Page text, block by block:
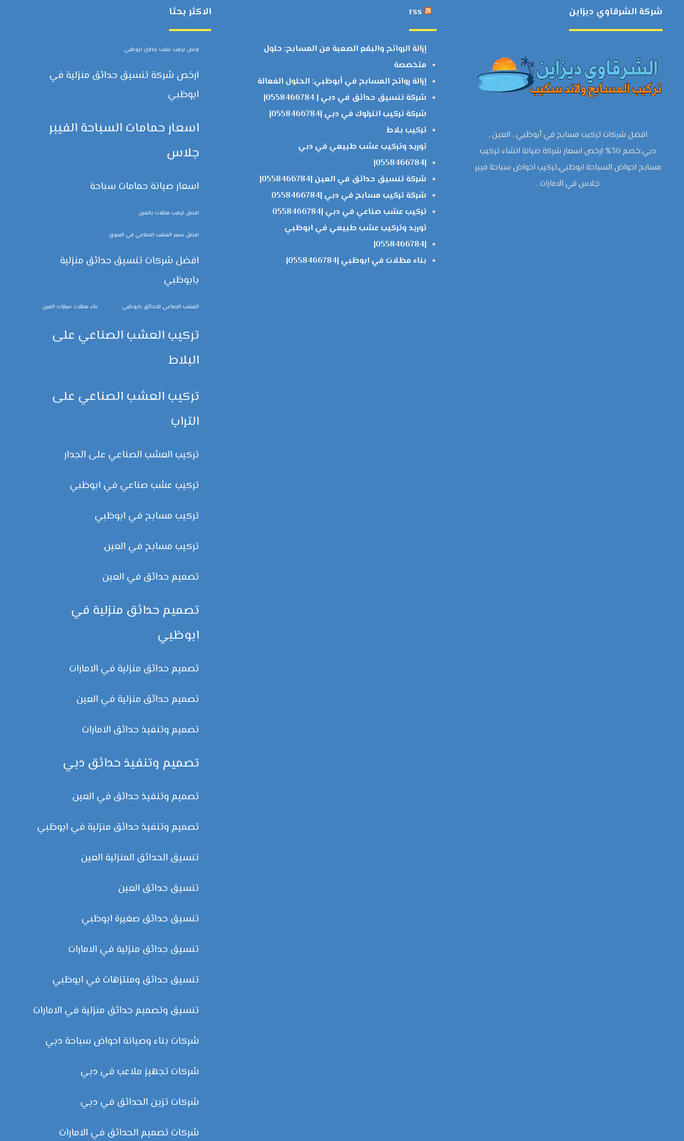
شركة الشرقاوي ديزاين
افضل شركات تركيب مسابح في أبوظبي , العين ,
دبي:خصم 30% ارخص اسعار شركة صيانة انشاء تركيب
مسابح احواض السباحة ابوظبي,تركيب احواض سباحة فيبر
جلاس في الامارات .
rss
إزالة الروائح والبقع الصعبة من المسابح: حلول
متخصصة
إزالة روائح المسابح في أبوظبي: الحلول الفعالة
شركة تنسيق حدائق في دبي | 0558466784|
شركة تركيب انترلوك في دبي |0558466784|
تركيب بلاط
توريد وتركيب عشب طبيعي في دبي
|0558466784|
شركة تنسيق حدائق في العين |0558466784|
شركة تركيب مسابح في دبي |0558466784
تركيب عشب صناعي في دبي |0558466784
توريد وتركيب عشب طبيعي في ابوظبي
|0558466784|
بناء مظلات في ابوظبي |0558466784|
الاكثر بحثا
ارخص تركيب عشب جداري ابوظبي
ارخص شركة تنسيق حدائق منزلية في
ابوظبي
اسعار حمامات السباحة الفيبر
جلاس
اسعار صيانة حمامات سباحة
افضل تركيب مظلات بالعين
افضل سعر العشب الصناعي في السوق
افضل شركات تنسيق حدائق منزلية
بابوظبي
العشب الصناعي للحدائق بابوظبي بناء مظلات سيارات العين
تركيب العشب الصناعي على
البلاط
تركيب العشب الصناعي على
التراب
تركيب العشب الصناعي على الجدار
تركيب عشب صناعي في ابوظبي
تركيب مسابح في ابوظبي
تركيب مسابح في العين
تصميم حدائق في العين
تصميم حدائق منزلية في
ابوظبي
تصميم حدائق منزلية في الامارات
تصميم حدائق منزلية في العين
تصميم وتنفيذ حدائق الامارات
تصميم وتنفيذ حدائق دبي
تصميم وتنفيذ حدائق في العين
تصميم وتنفيذ حدائق منزلية في ابوظبي
تنسيق الحدائق المنزلية العين
تنسيق حدائق العين
تنسيق حدائق صغيرة ابوظبي
تنسيق حدائق منزلية في الامارات
تنسيق حدائق ومنتزهات في ابوظبي
تنسيق وتصميم حدائق منزلية في الامارات
شركات بناء وصيانة احواض سباحة دبي
شركات تجهيز ملاعب في دبي
شركات تزين الحدائق في دبي
شركات تصميم الحدائق في الامارات